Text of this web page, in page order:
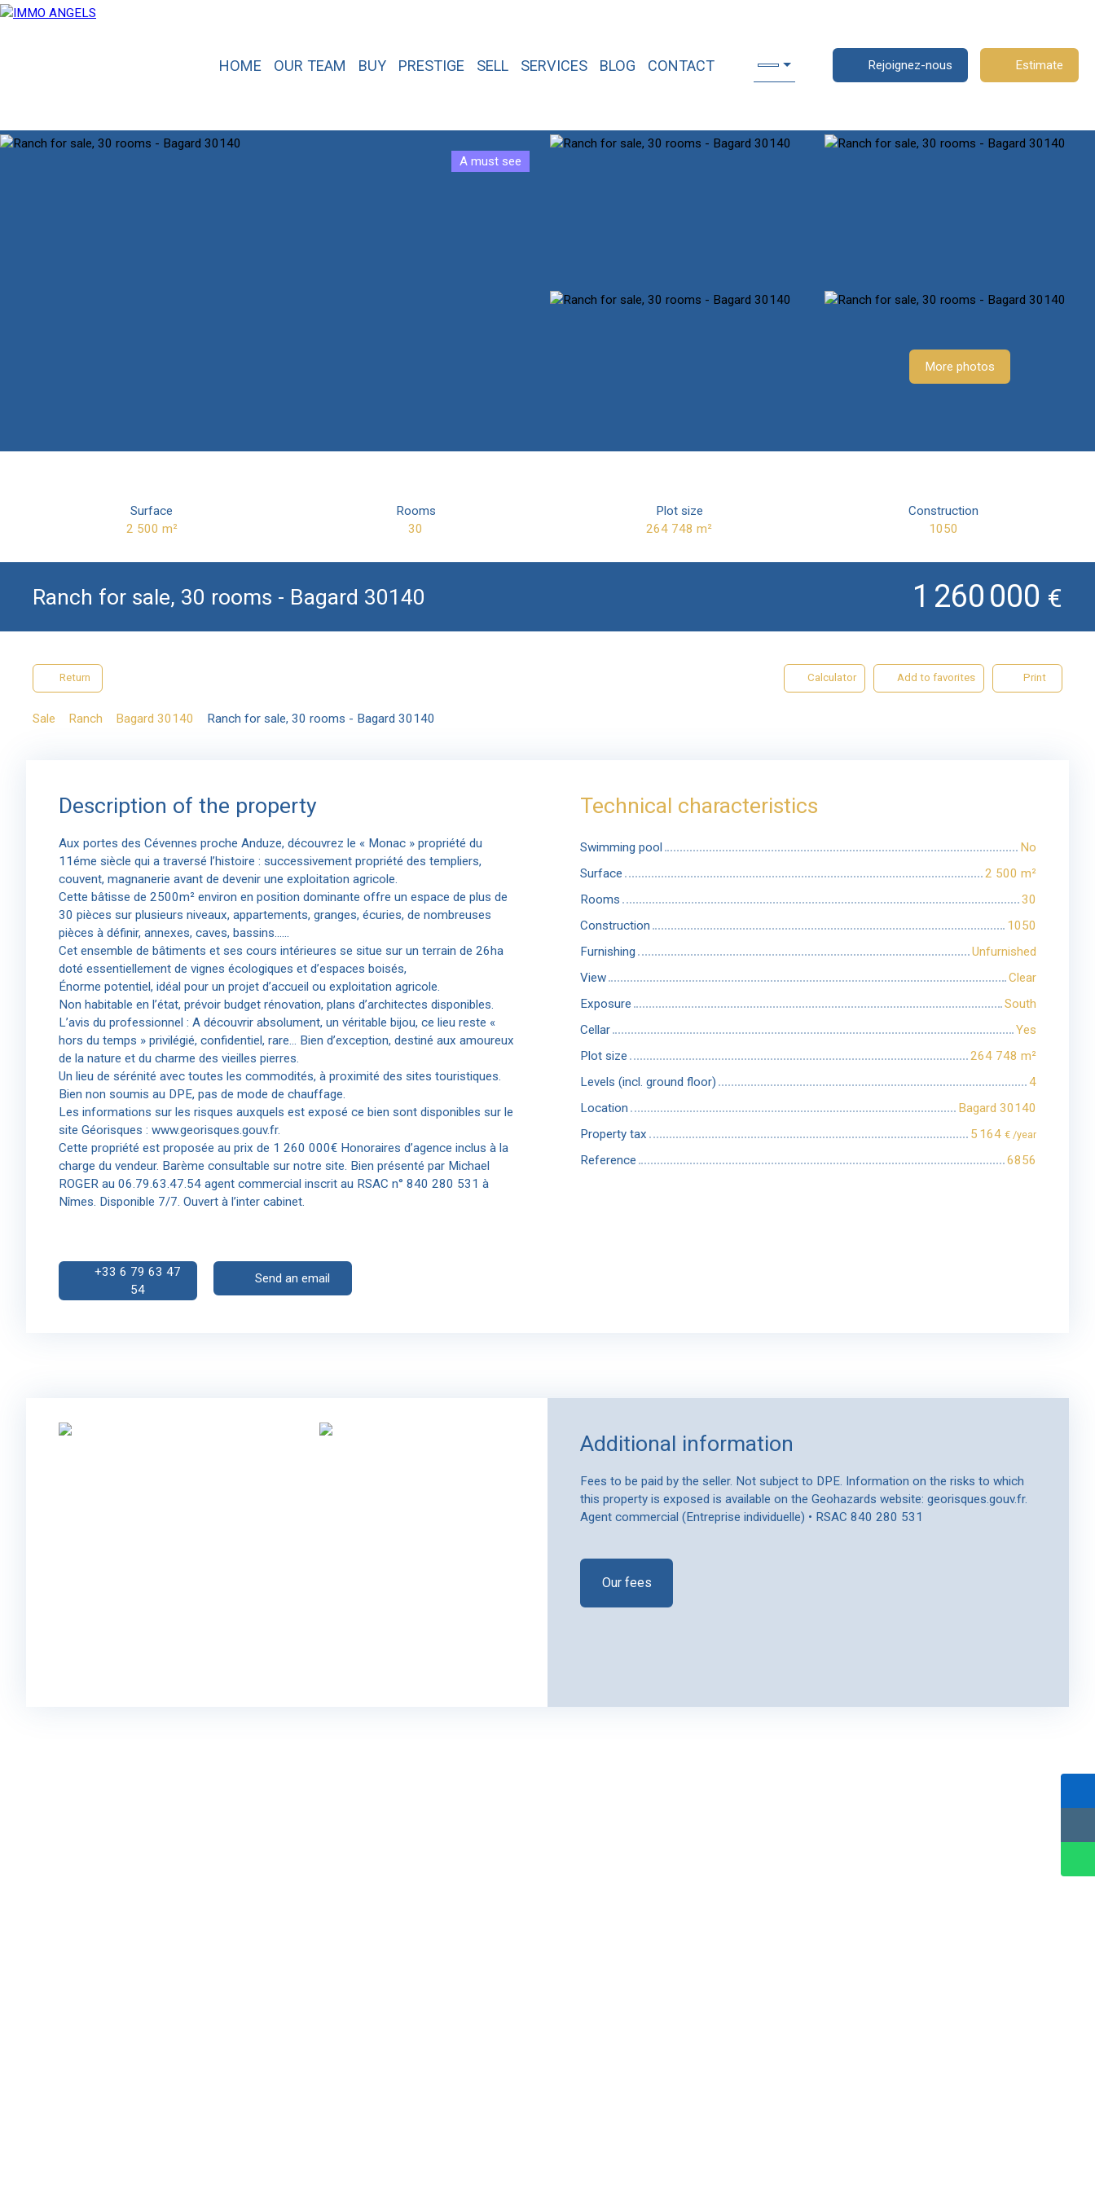
HOME OUR TEAM BUY PRESTIGE SELL SERVICES BLOG CONTACT Rejoignez-nous Estimate
A must see
More photos
Surface
2 500 m²
Rooms
30
Plot size
264 748m²
Construction
1050
Ranch for sale, 30 rooms - Bagard 30140 1 260 000 €
Return Calculator Add to favorites Print
Sale Ranch Bagard 30140 Ranch for sale, 30 rooms - Bagard 30140
Description of the property
Aux portes des Cévennes proche Anduze, découvrez le « Monac » propriété du
11éme siècle qui a traversé l’histoire : successivement propriété des templiers,
couvent, magnanerie avant de devenir une exploitation agricole.
Cette bâtisse de 2500m² environ en position dominante offre un espace de plus de
30 pièces sur plusieurs niveaux, appartements, granges, écuries, de nombreuses
pièces à définir, annexes, caves, bassins……
Cet ensemble de bâtiments et ses cours intérieures se situe sur un terrain de 26ha
doté essentiellement de vignes écologiques et d’espaces boisés,
Énorme potentiel, idéal pour un projet d’accueil ou exploitation agricole.
Non habitable en l’état, prévoir budget rénovation, plans d’architectes disponibles.
L’avis du professionnel : A découvrir absolument, un véritable bijou, ce lieu reste «
hors du temps » privilégié, confidentiel, rare… Bien d’exception, destiné aux amoureux
de la nature et du charme des vieilles pierres.
Un lieu de sérénité avec toutes les commodités, à proximité des sites touristiques.
Bien non soumis au DPE, pas de mode de chauffage.
Les informations sur les risques auxquels est exposé ce bien sont disponibles sur le
site Géorisques : www.georisques.gouv.fr.
Cette propriété est proposée au prix de 1 260 000€ Honoraires d’agence inclus à la
charge du vendeur. Barème consultable sur notre site. Bien présenté par Michael
ROGER au 06.79.63.47.54 agent commercial inscrit au RSAC n° 840 280 531 à
Nîmes. Disponible 7/7. Ouvert à l’inter cabinet.
+33 6 79 63 47
54
Send an email
Technical characteristics
Swimming pool
No
Surface
2 500 m²
Rooms
30
Construction
1050
Furnishing
Unfurnished
View
Clear
Exposure
South
Cellar
Yes
Plot size
264 748 m²
Levels (incl. ground floor)
4
Location
Bagard 30140
Property tax
5 164 € /year
Reference 6856
Additional information
Fees to be paid by the seller. Not subject to DPE. Information on the risks to which
this property is exposed is available on the Geohazards website: georisques.gouv.fr.
Agent commercial (Entreprise individuelle) • RSAC 840 280 531
Our fees